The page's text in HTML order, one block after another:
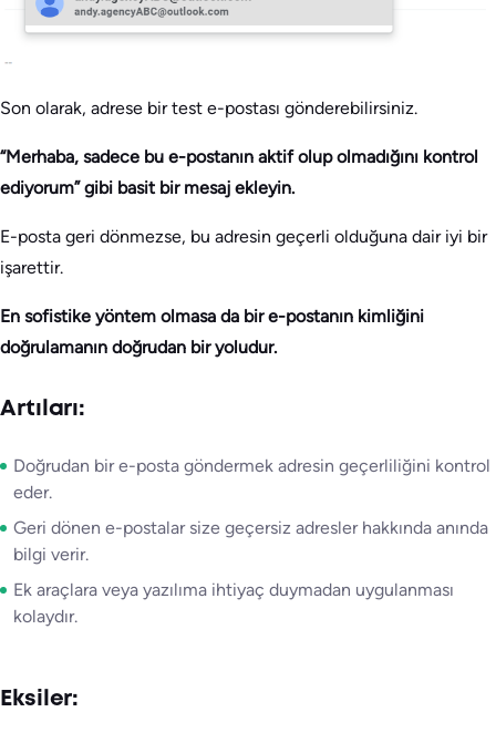
Son olarak, adrese bir test e-postası gönderebilirsiniz.
“Merhaba, sadece bu e-postanın aktif olup olmadığını kontrol
ediyorum” gibi basit bir mesaj ekleyin.
E-posta geri dönmezse, bu adresin geçerli olduğuna dair iyi bir
işarettir.
En sofistike yöntem olmasa da bir e-postanın kimliğini
doğrulamanın doğrudan bir yoludur.
Artıları:
Doğrudan bir e-posta göndermek adresin geçerliliğini kontrol
eder.
Geri dönen e-postalar size geçersiz adresler hakkında anında
bilgi verir.
Ek araçlara veya yazılıma ihtiyaç duymadan uygulanması
kolaydır.
Eksiler: